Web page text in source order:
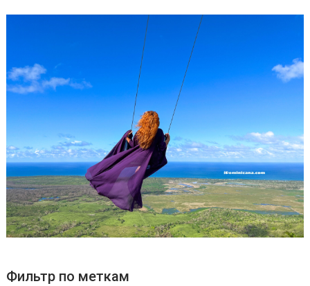
Фильтр по меткам